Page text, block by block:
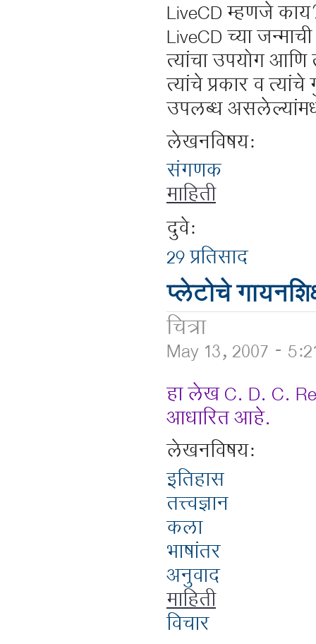
LiveCD म्हणजे
LiveCD च्या
त्यांचा उपयोग आणि
त्यांचे प्रकार व
उपलब्ध
लेखनविषय:
संगणक
माहिती
दुवे:
29 प्रतिसाद
प्लेटोचे
चित्रा
May 13, 2007 -
हा लेख C. D. C.
आधारित आहे.
लेखनविषय:
इतिहास
तत्त्वज्ञान
कला
भाषांतर
अनुवाद
माहिती
विचार